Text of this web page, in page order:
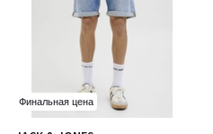
Финальная цена